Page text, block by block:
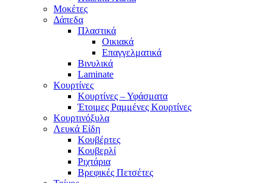
Μοκέτες
Δάπεδα
Πλαστικά
Οικιακά
Επαγγελματικά
Βινυλικά
Laminate
Κουρτίνες
Κουρτίνες – Υφάσματα
Έτοιμες Ραμμένες Κουρτίνες
Κουρτινόξυλα
Λευκά Είδη
Κουβέρτες
Κουβερλί
Ριχτάρια
Βρεφικές Πετσέτες